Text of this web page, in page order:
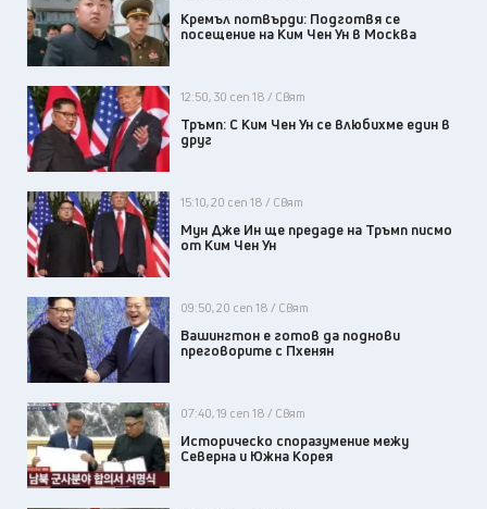
Кремъл потвърди: Подготвя се
посещение на Ким Чен Ун в Москва
12:50, 30 сеп 18 / Свят
Тръмп: С Kим Чен Ун се влюбихме един в
друг
15:10, 20 сеп 18 / Свят
Мун Дже Ин ще предаде на Тръмп писмо
от Ким Чен Ун
09:50, 20 сеп 18 / Свят
Вашингтон е готов да поднови
преговорите с Пхенян
07:40, 19 сеп 18 / Свят
Историческо споразумение межу
Северна и Южна Корея